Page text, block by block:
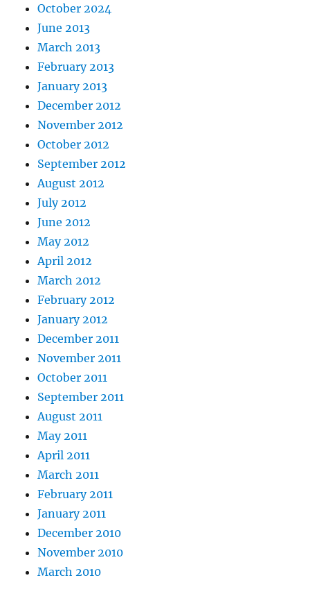
October 2024
June 2013
March 2013
February 2013
January 2013
December 2012
November 2012
October 2012
September 2012
August 2012
July 2012
June 2012
May 2012
April 2012
March 2012
February 2012
January 2012
December 2011
November 2011
October 2011
September 2011
August 2011
May 2011
April 2011
March 2011
February 2011
January 2011
December 2010
November 2010
March 2010